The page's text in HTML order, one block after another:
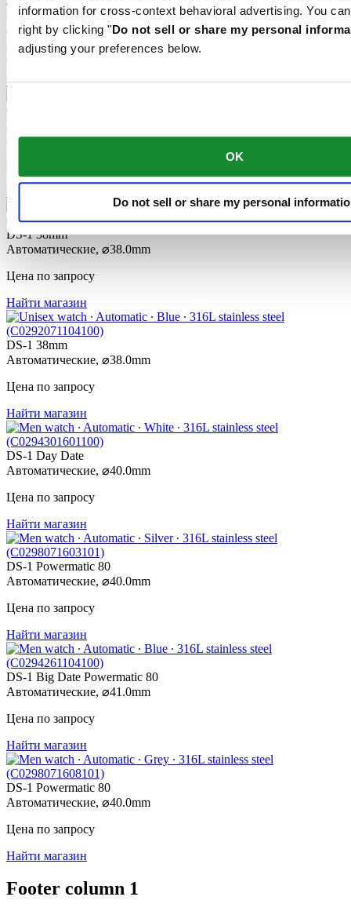
information for cross-context behavioral advertising. You
right by clicking "Do not sell or share my personal
adjusting your preferences below.
OK
Do not sell or share my personal
DS-1 Big Date Powermatic 80
Автоматические,⌀41.0mm
Цена по запросу
Найти магазин
DS-1 38mm
Автоматические,⌀38.0mm
Цена по запросу
Найти магазин
DS-1 38mm
Автоматические, ⌀38.0mm
Цена по запросу
Найти магазин
DS-1 38mm
Автоматические, ⌀38.0mm
Цена по запросу
Найти магазин
DS-1 Day Date
Автоматические, ⌀40.0mm
Цена по запросу
Найти магазин
DS-1 Powermatic 80
Автоматические, ⌀40.0mm
Цена по запросу
Найти магазин
DS-1 Big Date Powermatic 80
Автоматические, ⌀41.0mm
Цена по запросу
Найти магазин
DS-1 Powermatic 80
Автоматические, ⌀40.0mm
Цена по запросу
Найти магазин
Footer column 1